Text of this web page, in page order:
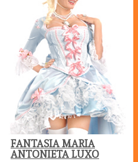
FANTASIA MARIA
ANTONIETA LUXO